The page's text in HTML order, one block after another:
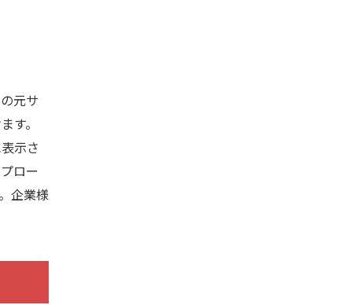
元サ
す。
示さ
ロー
企業様